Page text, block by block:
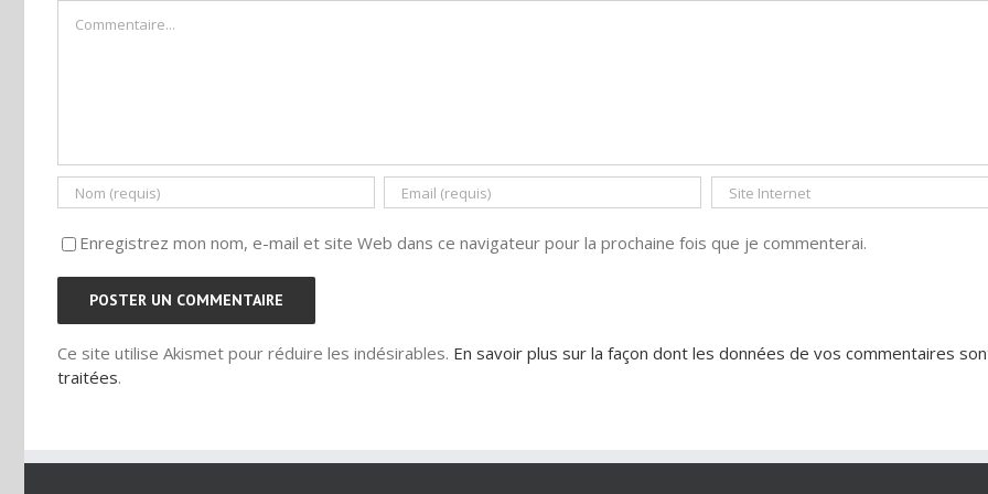
Enregistrez mon nom, e-mail et site Web dans ce navigateur pour la prochaine fois que je commenterai.
Ce site utilise Akismet pour réduire les indésirables. En savoir plus sur la façon dont les données de vos commentaires
traitées.